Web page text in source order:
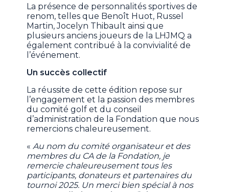
La présence de personnalités sportives de
renom, telles que Benoît Huot, Russel
Martin, Jocelyn Thibault ainsi que
plusieurs anciens joueurs de la LHJMQ a
également contribué à la convivialité de
l’événement.
Un succès collectif
La réussite de cette édition repose sur
l’engagement et la passion des membres
du comité golf et du conseil
d’administration de la Fondation que nous
remercions chaleureusement.
«Au nom du comité organisateur et des
membres du CA de la Fondation, je
remercie chaleureusement tous les
participants, donateurs et partenaires du
tournoi 2025. Un merci bien spécial à nos